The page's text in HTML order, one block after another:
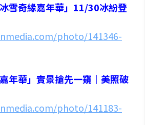
雪奇緣嘉年華」11/30冰紛登
photo/141346-
年華」實景搶先一窺｜美照破
photo/141183-